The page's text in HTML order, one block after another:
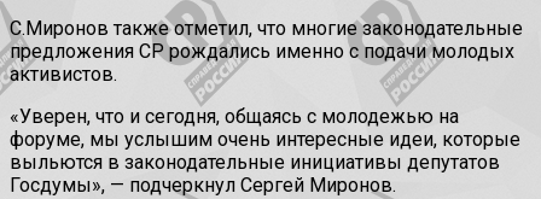
С.Миронов также отметил, что многие законодательные
предложения СР рождались именно с подачи молодых
активистов.
«Уверен, что и сегодня, общаясь с молодежью на
форуме, мы услышим очень интересные идеи, которые
выльются в законодательные инициативы депутатов
Госдумы», — подчеркнул Сергей Миронов.